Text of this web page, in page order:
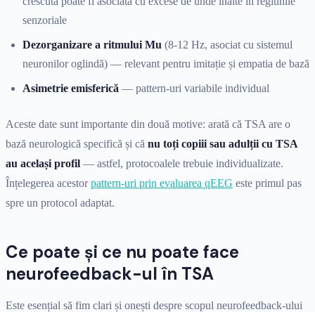
senzoriale
Dezorganizare a ritmului Mu (8-12 Hz, asociat cu sistemul
neuronilor oglindă) — relevant pentru imitație și empatia de bază
Asimetrie emisferică — pattern-uri variabile individual
Aceste date sunt importante din două motive: arată că TSA are o
bază neurologică specifică și că nu toți copiii sau adulții cu TSA
au același profil — astfel, protocoalele trebuie individualizate.
Înțelegerea acestorpattern-uri prin evaluarea qEEG este primul pas
spre un protocol adaptat.
Ce poate și ce nu poate face
neurofeedback-ul în TSA
Este esențial să fim clari și onești despre scopul neurofeedback-ului